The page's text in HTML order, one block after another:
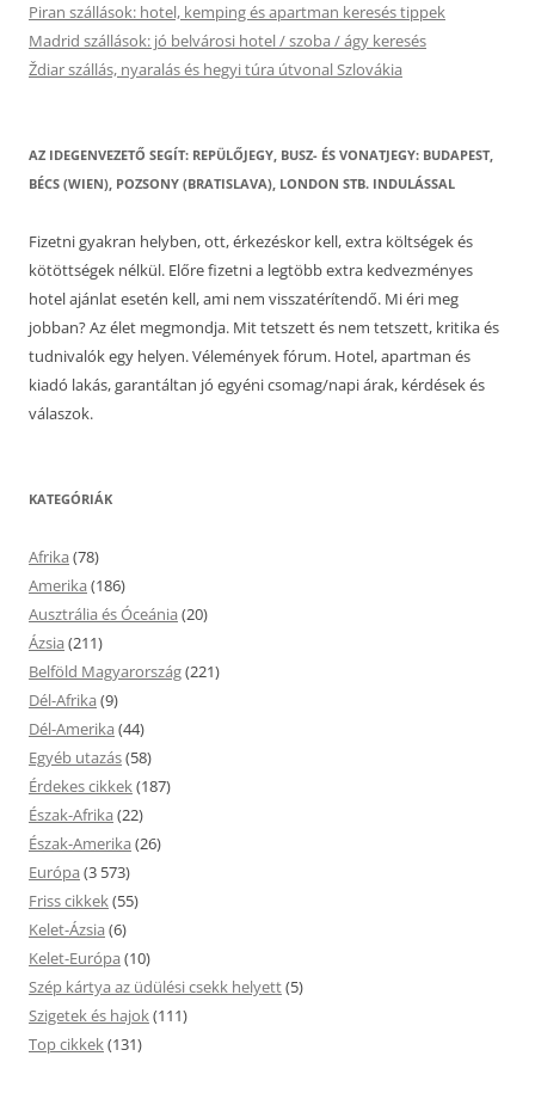
Piran szállások: hotel, kemping és apartman keresés tippek
Madrid szállások: jó belvárosi hotel / szoba / ágy keresés
Ždiar szállás, nyaralás és hegyi túra útvonal Szlovákia
AZ IDEGENVEZETŐ SEGÍT: REPÜLŐJEGY, BUSZ- ÉS VONATJEGY: BUDAPEST,
BÉCS (WIEN), POZSONY (BRATISLAVA), LONDON STB. INDULÁSSAL
Fizetni gyakran helyben, ott, érkezéskor kell, extra költségek és
kötöttségek nélkül. Előre fizetni a legtöbb extra kedvezményes
hotel ajánlat esetén kell, ami nem visszatérítendő. Mi éri meg
jobban? Az élet megmondja. Mit tetszett és nem tetszett, kritika és
tudnivalók egy helyen. Vélemények fórum. Hotel, apartman és
kiadó lakás, garantáltan jó egyéni csomag/napi árak, kérdések és
válaszok.
KATEGÓRIÁK
Afrika (78)
Amerika (186)
Ausztrália és Óceánia (20)
Ázsia (211)
Belföld Magyarország(221)
Dél-Afrika (9)
Dél-Amerika (44)
Egyéb utazás(58)
Érdekes cikkek(187)
Észak-Afrika (22)
Észak-Amerika (26)
Európa (3 573)
Friss cikkek(55)
Kelet-Ázsia (6)
Kelet-Európa (10)
Szép kártya az üdülési csekk helyett(5)
Szigetek és hajok(111)
Top cikkek(131)